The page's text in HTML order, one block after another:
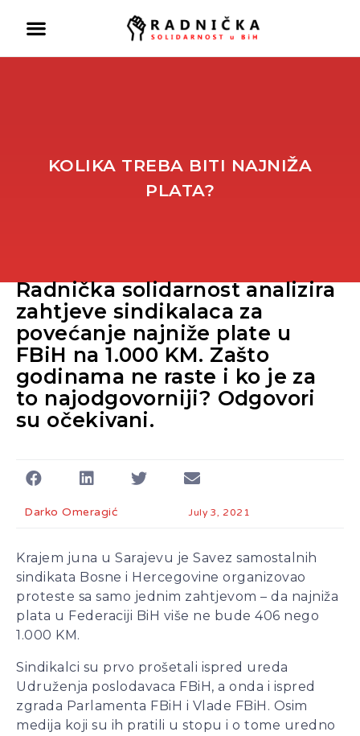
Politika ispred zdravlja:
Doktori odlaze, vlast odbija
pregovore
Ako se ugasi željezara u
Zenici ugasiće se
kompletna industrija u BiH
Zenica najavljuju štrajk:
na Balkanu
Industrijski slom kao
sistemska kriza: Nova
ekonomije
KOLIKA TREBA BITI NAJNIŽA
PLATA?
Radnička solidarnost analizira
zahtjeve sindikalaca za
povećanje najniže plate u
FBiH na 1.000 KM. Zašto
godinama ne raste i ko je za
to najodgovorniji? Odgovori
su očekivani.
Darko Omeragić July 3, 2021
Krajem juna u Sarajevu je Savez samostalnih
sindikata Bosne i Hercegovine organizovao
proteste sa samo jednim zahtjevom – da najniža
plata u Federaciji BiH više ne bude 406 nego
1.000 KM.
Sindikalci su prvo prošetali ispred ureda
Udruženja poslodavaca FBiH, a onda i ispred
zgrada Parlamenta FBiH i Vlade FBiH. Osim
medija koji su ih pratili u stopu i o tome uredno